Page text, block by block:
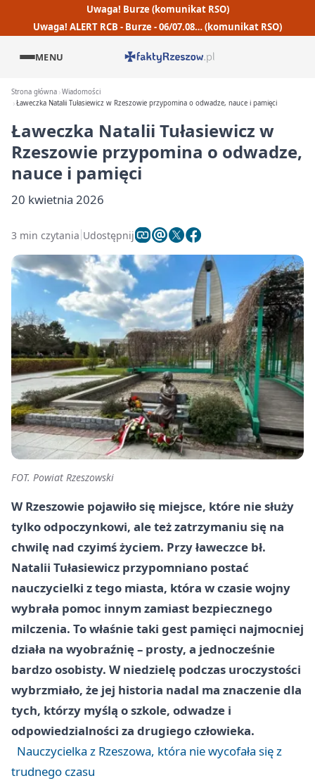
Uwaga! Burze (komunikat RSO)
Uwaga! ALERT RCB - Burze - 06/07.08… (komunikat RSO)
MENU
Strona główna Wiadomości
Ławeczka Natalii Tułasiewicz w Rzeszowie przypomina o odwadze, nauce i pamięci
Ławeczka Natalii Tułasiewicz w
Rzeszowie przypomina o odwadze,
nauce i pamięci
20 kwietnia 2026
3 min czytania Udostępnij
FOT. Powiat Rzeszowski
W Rzeszowie pojawiło się miejsce, które nie służy
tylko odpoczynkowi, ale też zatrzymaniu się na
chwilę nad czyimś życiem. Przy ławeczce bł.
Natalii Tułasiewicz przypomniano postać
nauczycielki z tego miasta, która w czasie wojny
wybrała pomoc innym zamiast bezpiecznego
milczenia. To właśnie taki gest pamięci najmocniej
działa na wyobraźnię – prosty, a jednocześnie
bardzo osobisty. W niedzielę podczas uroczystości
wybrzmiało, że jej historia nadal ma znaczenie dla
tych, którzy myślą o szkole, odwadze i
odpowiedzialności za drugiego człowieka.
Nauczycielka z Rzeszowa, która nie wycofała się z
trudnego czasu